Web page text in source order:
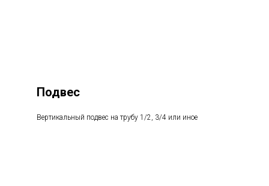
Подвес
Вертикальный подвес на трубу 1/2, 3/4 или иное